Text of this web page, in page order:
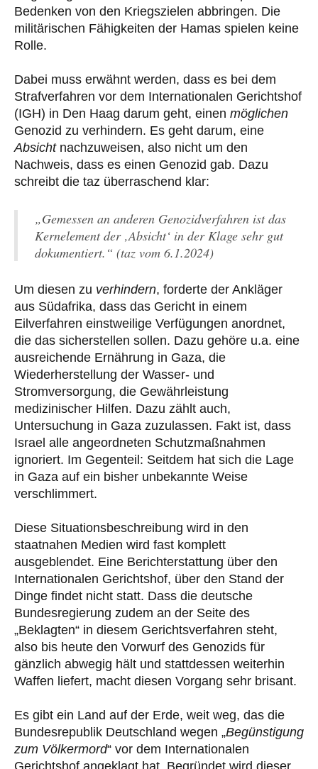
Bedenken von den Kriegszielen abbringen. Die
militärischen Fähigkeiten der Hamas spielen keine
Rolle.
Dabei muss erwähnt werden, dass es bei dem
Strafverfahren vor dem Internationalen Gerichtshof
(IGH) in Den Haag darum geht, einen möglichen
Genozid zu verhindern. Es geht darum, eine
Absichtnachzuweisen, also nicht um den
Nachweis, dass es einen Genozid gab. Dazu
schreibt die taz überraschend klar:
„Gemessen an anderen Genozidverfahren ist das
Kernelement der ‚Absicht‘ in der Klage sehr gut
dokumentiert.“ (taz vom 6.1.2024)
Um diesen zu verhindern, forderte der Ankläger
aus Südafrika, dass das Gericht in einem
Eilverfahren einstweilige Verfügungen anordnet,
die das sicherstellen sollen. Dazu gehöre u.a. eine
ausreichende Ernährung in Gaza, die
Wiederherstellung der Wasser- und
Stromversorgung, die Gewährleistung
medizinischer Hilfen. Dazu zählt auch,
Untersuchung in Gaza zuzulassen. Fakt ist, dass
Israel alle angeordneten Schutzmaßnahmen
ignoriert. Im Gegenteil: Seitdem hat sich die Lage
in Gaza auf ein bisher unbekannte Weise
verschlimmert.
Diese Situationsbeschreibung wird in den
staatnahen Medien wird fast komplett
ausgeblendet. Eine Berichterstattung über den
Internationalen Gerichtshof, über den Stand der
Dinge findet nicht statt. Dass die deutsche
Bundesregierung zudem an der Seite des
„Beklagten“ in diesem Gerichtsverfahren steht,
also bis heute den Vorwurf des Genozids für
gänzlich abwegig hält und stattdessen weiterhin
Waffen liefert, macht diesen Vorgang sehr brisant.
Es gibt ein Land auf der Erde, weit weg, das die
Bundesrepublik Deutschland wegen „Begünstigung
zum Völkermord“ vor dem Internationalen